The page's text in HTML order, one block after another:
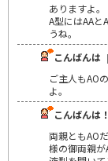
ありますよ。
A型にはAAと
うね。
こんばんは
ご主人もAO
よ。
こんばんは！
両親ともAO
様の御両親